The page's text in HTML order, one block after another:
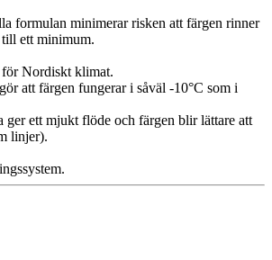
formulan minimerar risken att färgen rinner
ett minimum.
för Nordiskt klimat.
att färgen fungerar i såväl -10°C som i
ger ett mjukt flöde och färgen blir lättare att
linjer).